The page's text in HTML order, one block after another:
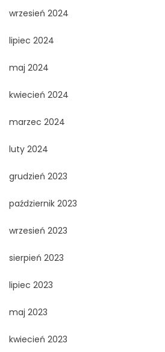
wrzesień 2024
lipiec 2024
maj 2024
kwiecień 2024
marzec 2024
luty 2024
grudzień 2023
październik 2023
wrzesień 2023
sierpień 2023
lipiec 2023
maj 2023
kwiecień 2023